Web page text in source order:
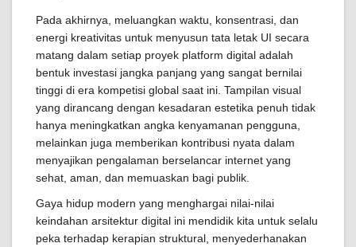
Pada akhirnya, meluangkan waktu, konsentrasi, dan
energi kreativitas untuk menyusun tata letak UI secara
matang dalam setiap proyek platform digital adalah
bentuk investasi jangka panjang yang sangat bernilai
tinggi di era kompetisi global saat ini. Tampilan visual
yang dirancang dengan kesadaran estetika penuh tidak
hanya meningkatkan angka kenyamanan pengguna,
melainkan juga memberikan kontribusi nyata dalam
menyajikan pengalaman berselancar internet yang
sehat, aman, dan memuaskan bagi publik.
Gaya hidup modern yang menghargai nilai-nilai
keindahan arsitektur digital ini mendidik kita untuk selalu
peka terhadap kerapian struktural, menyederhanakan